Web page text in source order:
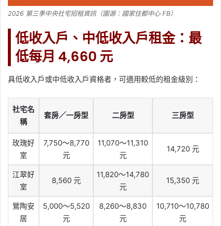
2026 第三季中央社宅招租資訊（圖源：國家住都中心 FB）
低收入戶、中低收入戶租金：最
低每月 4,660 元
具低收入戶或中低收入戶資格者，可適用較低的租金級別：
社宅名
稱
套房／一房型 二房型 三房型
玫瑰好
室
7,750～8,770
元
11,070～11,310
元
14,720 元
江翠好
室
8,560 元
11,820～14,780
元
15,350 元
鶯陶安
居
5,000～5,520
元
8,260～8,830
元
10,710～10,780
元